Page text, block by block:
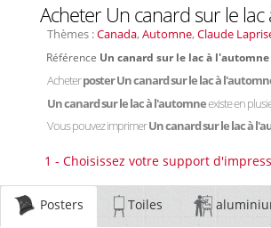
Acheter Un canard sur le
Thèmes :Canada, Automne, Claude
Référence Un canard sur le lac à l'automne
Acheterposter Un canard sur le lac à
Un canard sur le lac à l'automneexiste en
Vous pouvez imprimerUn canard sur le lac à
1 - Choisissez votre support
Posters Toiles